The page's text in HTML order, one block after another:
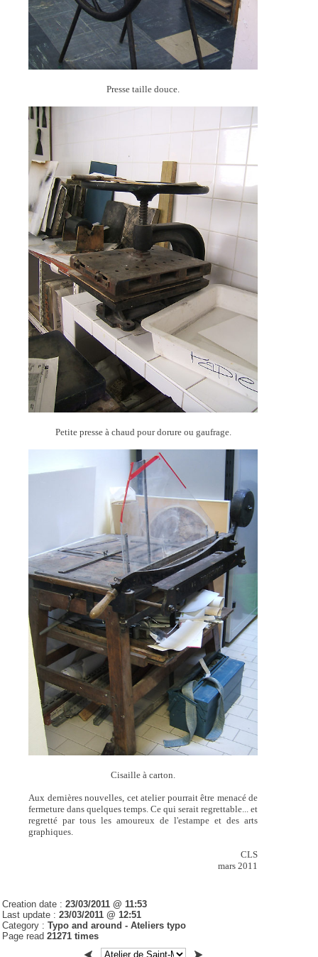
Presse taille douce.
Petite presse à chaud pour dorure ou gaufrage.
Cisaille à carton.
Aux dernières nouvelles, cet atelier pourrait être menacé de
fermeture dans quelques temps. Ce qui serait regrettable... et
regretté par tous les amoureux de l'estampe et des arts
graphiques.
CLS
mars 2011
Creation date :23/03/2011 @ 11:53
Last update :23/03/2011 @ 12:51
Category :Typo and around -Ateliers typo
Page read21271 times